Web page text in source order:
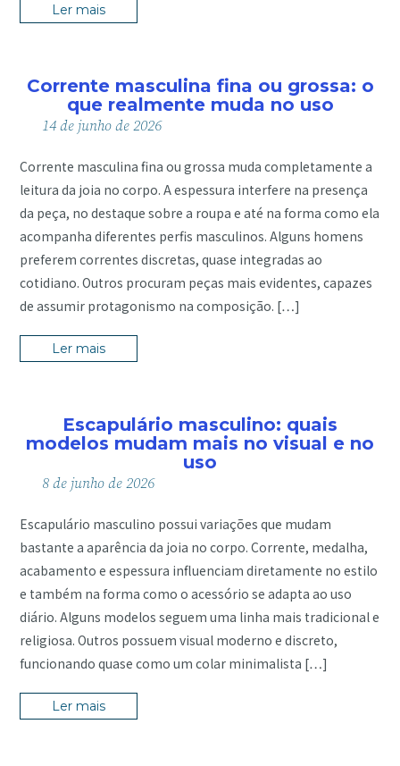
Ler mais
Corrente masculina fina ou grossa: o
que realmente muda no uso
14de junhode2026
Corrente masculina fina ou grossa muda completamente a
leitura da joia no corpo. A espessura interfere na presença
da peça, no destaque sobre a roupa e até na forma como ela
acompanha diferentes perfis masculinos. Alguns homens
preferem correntes discretas, quase integradas ao
cotidiano. Outros procuram peças mais evidentes, capazes
de assumir protagonismo na composição. […]
Ler mais
Escapulário masculino: quais
modelos mudam mais no visual e no
uso
8de junhode2026
Escapulário masculino possui variações que mudam
bastante a aparência da joia no corpo. Corrente, medalha,
acabamento e espessura influenciam diretamente no estilo
e também na forma como o acessório se adapta ao uso
diário. Alguns modelos seguem uma linha mais tradicional e
religiosa. Outros possuem visual moderno e discreto,
funcionando quase como um colar minimalista […]
Ler mais